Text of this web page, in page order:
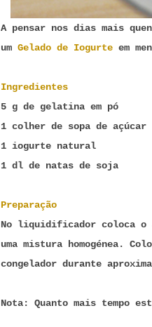
A pensar nos dias mais
um Gelado de Iogurte em
Ingredientes
5 g de gelatina em pó
1 colher de sopa de
1 iogurte natural
1 dl de natas de soja
Preparação
No liquidificador coloca o
uma mistura homogénea.
congelador durante
Nota: Quanto mais tempo